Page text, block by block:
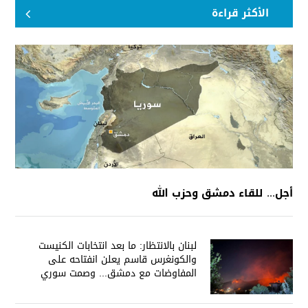
الأكثر قراءة
أجل... للقاء دمشق وحزب الله
لبنان بالانتظار: ما بعد انتخابات الكنيست
والكونغرس قاسم يعلن انفتاحه على
المفاوضات مع دمشق... وصمت سوري